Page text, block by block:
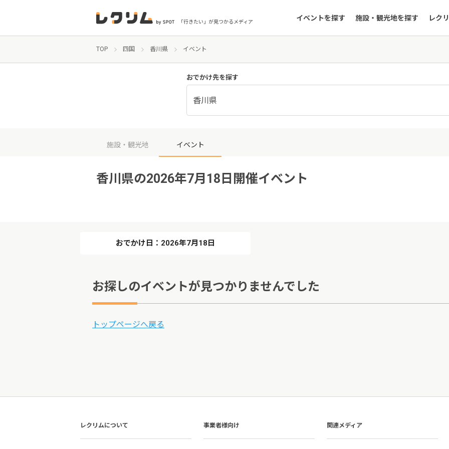
「行きたい」が見つかるメディア イベントを探す 施設・観光地を探す レク
TOP 四国 香川県 イベント
おでかけ先を探す
香川県
施設・観光地 イベント
香川県の2026年7月18日開催イベント
おでかけ日：2026年7月18日
お探しのイベントが見つかりませんでした
トップページへ戻る
レクリムについて 事業者様向け 関連メディア